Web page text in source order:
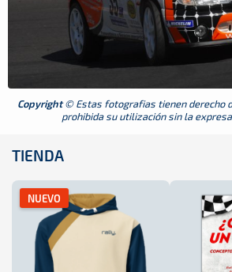
Copyright© Estas fotografias tienen derecho
prohibida su utilización sin la
TIENDA
NUEVO